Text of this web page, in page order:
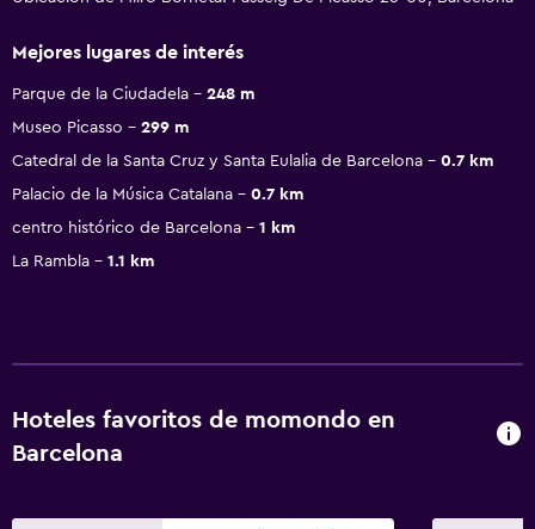
Mejores lugares de interés
Parque de la Ciudadela
248 m
Museo Picasso
299 m
Catedral de la Santa Cruz y Santa Eulalia de Barcelona
0.7 km
Palacio de la Música Catalana
0.7 km
centro histórico de Barcelona
1 km
La Rambla
1.1 km
Hoteles favoritos de momondo en
Barcelona